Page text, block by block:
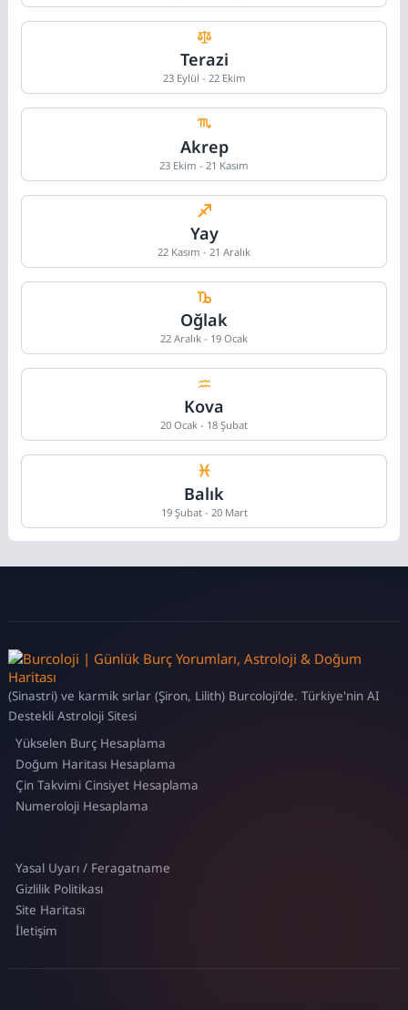
Terazi
23 Eylül - 22 Ekim
Akrep
23 Ekim - 21 Kasım
Yay
22 Kasım - 21 Aralık
Oğlak
22 Aralık - 19 Ocak
Kova
20 Ocak - 18 Şubat
Balık
19 Şubat - 20 Mart
(Sinastri) ve karmik sırlar (Şiron, Lilith) Burcoloji'de. Türkiye'nin AI
Destekli Astroloji Sitesi
Yükselen Burç Hesaplama
Doğum Haritası Hesaplama
Çin Takvimi Cinsiyet Hesaplama
Numeroloji Hesaplama
Yasal Uyarı / Feragatname
Gizlilik Politikası
Site Haritası
İletişim